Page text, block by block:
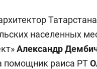
населенных
Александр
помощник раиса РТ